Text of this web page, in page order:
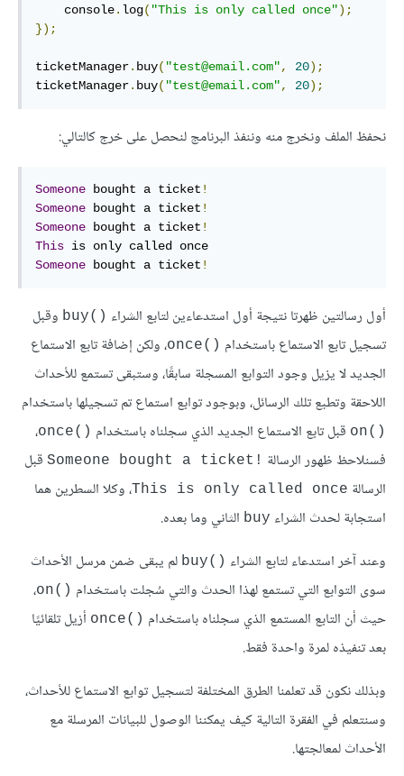
    console
. log( "This is only called once");
});
ticketManager. buy( "test@email.com", 20);
ticketManager. buy( "test@email.com", 20);
نحفظ الملف ونخرج منه وننفذ البرنامج لنحصل على خرج كالتالي:
Someone bought a ticket !
Someone bought a ticket !
Someone bought a ticket !
This
Someone bought a ticket !
أول رسالتين ظهرتا نتيجة أول استدعاءين لتابع الشراء ‎buy()‎ وقبل
تسجيل تابع الاستماع باستخدام ‎once()‎، ولكن إضافة تابع الاستماع
الجديد لا يزيل وجود التوابع المسجلة سابقًا، وستبقى تستمع للأحداث
اللاحقة وتطبع تلك الرسائل، وبوجود توابع استماع تم تسجيلها باستخدام
‎on()‎ قبل تابع الاستماع الجديد الذي سجلناه باستخدام ‎once()‎،
فسنلاحظ ظهور الرسالة ‎Someone bought a ticket!‎ قبل
الرسالة ‎This is only called once‎، وكلا السطرين هما
استجابة لحدث الشراء ‎buy‎ الثاني وما بعده.
وعند آخر استدعاء لتابع الشراء ‎buy()‎ لم يبقى ضمن مرسل الأحداث
سوى التوابع التي تستمع لهذا الحدث والتي سُجلت باستخدام ‎on()‎،
حيث أن التابع المستمع الذي سجلناه باستخدام ‎once()‎ أزيل تلقائيًا
بعد تنفيذه لمرة واحدة فقط.
وبذلك نكون قد تعلمنا الطرق المختلفة لتسجيل توابع الاستماع للأحداث،
وسنتعلم في الفقرة التالية كيف يمكننا الوصول للبيانات المرسلة مع
الأحداث لمعالجتها.